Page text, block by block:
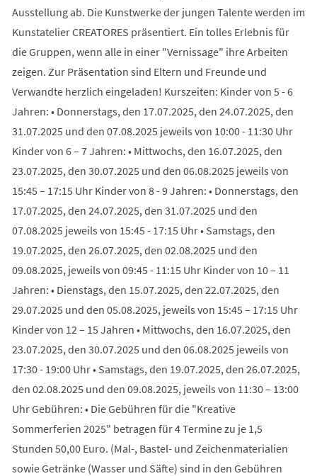
Ausstellung ab. Die Kunstwerke der jungen Talente werden im
Kunstatelier CREATORES präsentiert. Ein tolles Erlebnis für
die Gruppen, wenn alle in einer "Vernissage" ihre Arbeiten
zeigen. Zur Präsentation sind Eltern und Freunde und
Verwandte herzlich eingeladen! Kurszeiten: Kinder von 5 - 6
Jahren: • Donnerstags, den 17.07.2025, den 24.07.2025, den
31.07.2025 und den 07.08.2025 jeweils von 10:00 - 11:30 Uhr
Kinder von 6 – 7 Jahren: • Mittwochs, den 16.07.2025, den
23.07.2025, den 30.07.2025 und den 06.08.2025 jeweils von
15:45 – 17:15 Uhr Kinder von 8 - 9 Jahren: • Donnerstags, den
17.07.2025, den 24.07.2025, den 31.07.2025 und den
07.08.2025 jeweils von 15:45 - 17:15 Uhr • Samstags, den
19.07.2025, den 26.07.2025, den 02.08.2025 und den
09.08.2025, jeweils von 09:45 - 11:15 Uhr Kinder von 10 – 11
Jahren: • Dienstags, den 15.07.2025, den 22.07.2025, den
29.07.2025 und den 05.08.2025, jeweils von 15:45 – 17:15 Uhr
Kinder von 12 – 15 Jahren • Mittwochs, den 16.07.2025, den
23.07.2025, den 30.07.2025 und den 06.08.2025 jeweils von
17:30 - 19:00 Uhr • Samstags, den 19.07.2025, den 26.07.2025,
den 02.08.2025 und den 09.08.2025, jeweils von 11:30 – 13:00
Uhr Gebühren: • Die Gebühren für die "Kreative
Sommerferien 2025" betragen für 4 Termine zu je 1,5
Stunden 50,00 Euro. (Mal-, Bastel- und Zeichenmaterialien
sowie Getränke (Wasser und Säfte) sind in den Gebühren